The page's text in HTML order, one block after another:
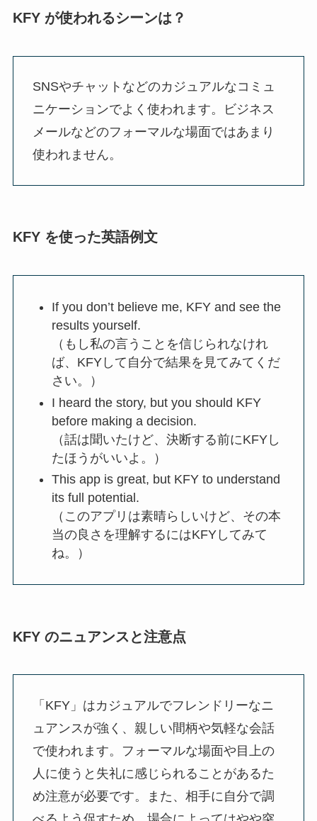
KFY が使われるシーンは？
SNSやチャットなどのカジュアルなコミュ
ニケーションでよく使われます。ビジネス
メールなどのフォーマルな場面ではあまり
使われません。
KFY を使った英語例文
If you don’t believe me, KFY and see the
results yourself.
（もし私の言うことを信じられなけれ
ば、KFYして自分で結果を見てみてくだ
さい。）
I heard the story, but you should KFY
before making a decision.
（話は聞いたけど、決断する前にKFYし
たほうがいいよ。）
This app is great, but KFY to understand
its full potential.
（このアプリは素晴らしいけど、その本
当の良さを理解するにはKFYしてみて
ね。）
KFY のニュアンスと注意点
「KFY」はカジュアルでフレンドリーなニ
ュアンスが強く、親しい間柄や気軽な会話
で使われます。フォーマルな場面や目上の
人に使うと失礼に感じられることがあるた
め注意が必要です。また、相手に自分で調